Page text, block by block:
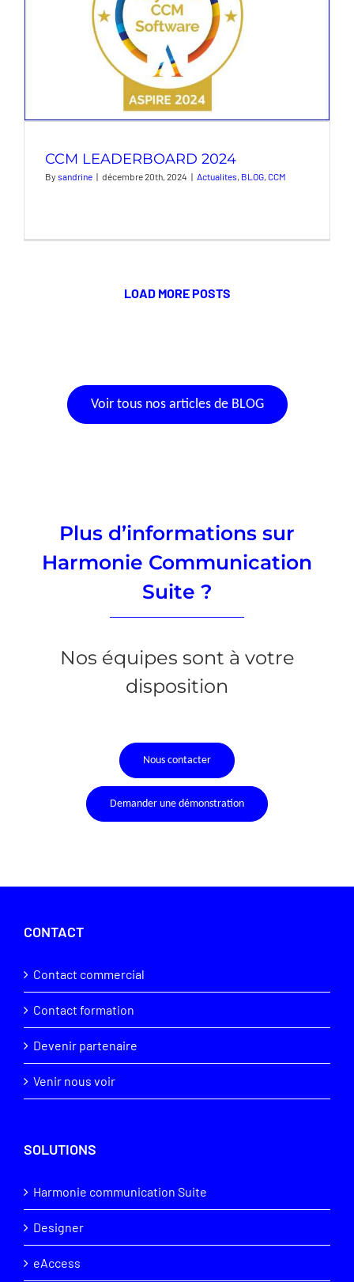
CCM LEADERBOARD 2024
By sandrine | décembre 20th, 2024 | Actualites BLOG, CCM
LOAD MORE POSTS
Voir tous nos articles de BLOG
Plus d’informations sur
Harmonie Communication
Suite ?
Nos équipes sont à votre
disposition
Nous contacter
Demander une démonstration
CONTACT
Contact commercial
Contact formation
Devenir partenaire
Venir nous voir
SOLUTIONS
Harmonie communication Suite
Designer
eAccess